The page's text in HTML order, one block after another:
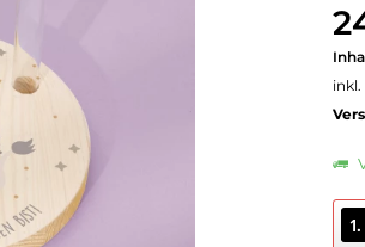
inkl.
1.